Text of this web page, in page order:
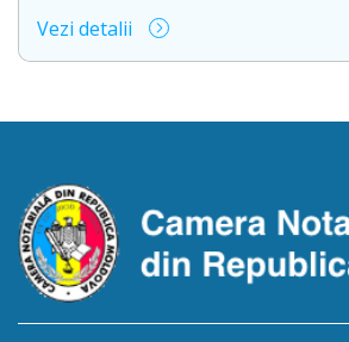
str.M.Kogălniceanu nr.3, ap.1,
deschiderea procedurii
08.08.1973, IDNP 0961809896633,
este planificată în prealabil în
luni din ziua publicării avizului, cu
Vezi detalii